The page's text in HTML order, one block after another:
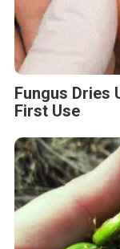
Fungus Dries
First Use